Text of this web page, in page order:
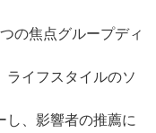
つの焦点グループディ
ライフスタイルのソ
し、影響者の推薦に